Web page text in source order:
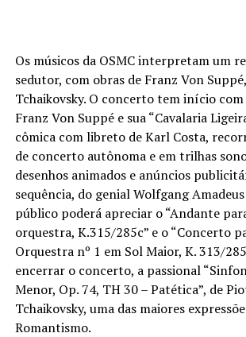
Os músicos da OSMC interpretam um
sedutor, com obras de Franz Von
Tchaikovsky. O concerto tem início
Franz Von Suppé e sua “Cavalaria
cômica com libreto de Karl Costa,
de concerto autônoma e em trilhas
desenhos animados e anúncios
sequência, do genial Wolfgang
público poderá apreciar o “Andante
orquestra, K.315/285c” e o “Concerto
Orquestra nº 1 em Sol Maior, K. 313/
encerrar o concerto, a passional
Menor, Op. 74, TH 30 – Patética”, de
Tchaikovsky, uma das maiores
Romantismo.